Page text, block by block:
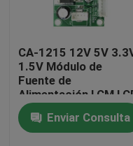
Noticias
Casos
Módulo de la placa
CA-1215 12V 5V
1.5V Módulo de
Fuente de
Alimentación LCM
Enviar Consulta